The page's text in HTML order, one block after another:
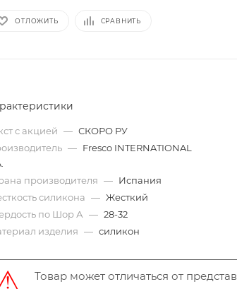
ОТЛОЖИТЬ СРАВНИТЬ
с акцией — СКОРО РУ
— Fresco INTERNATIONAL
производителя — Испания
силикона — Жесткий
по Шор А — 28-32
изделия — силикон
Товар может отличаться от